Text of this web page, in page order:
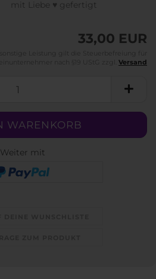
mit Liebe ♥ gefertigt
33,00 EUR
Versand
Weiter mit